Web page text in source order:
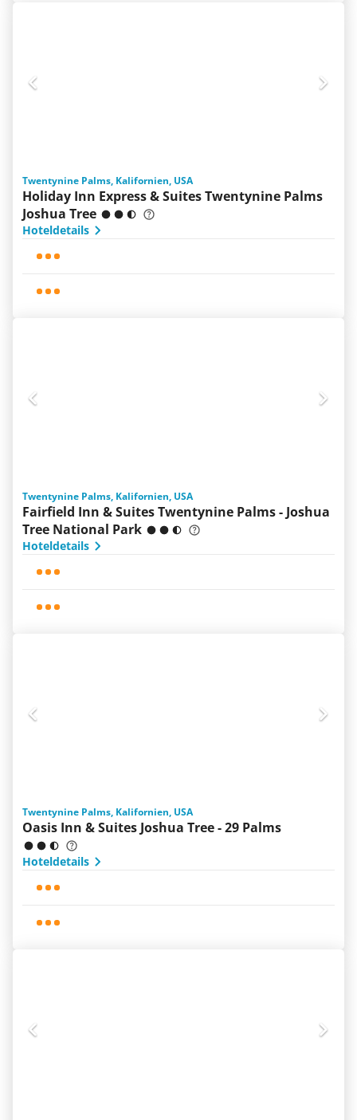
Twentynine Palms, Kalifornien, USA
Holiday Inn Express & Suites Twentynine Palms
Joshua Tree
Hoteldetails
Twentynine Palms, Kalifornien, USA
Fairfield Inn & Suites Twentynine Palms - Joshua
Tree National Park
Hoteldetails
Twentynine Palms, Kalifornien, USA
Oasis Inn & Suites Joshua Tree - 29 Palms
Hoteldetails